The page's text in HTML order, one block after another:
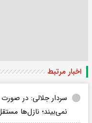
اخبار مرتبط
سردار جلالی: در
نمی‌بیند؛ نازل‌ها